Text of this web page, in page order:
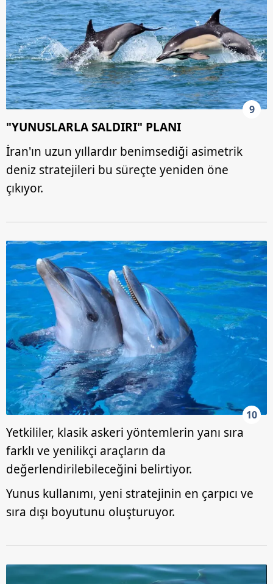
9
"YUNUSLARLA SALDIRI" PLANI
İran'ın uzun yıllardır benimsediği asimetrik
deniz stratejileri bu süreçte yeniden öne
çıkıyor.
10
Yetkililer, klasik askeri yöntemlerin yanı sıra
farklı ve yenilikçi araçların da
değerlendirilebileceğini belirtiyor.
Yunus kullanımı, yeni stratejinin en çarpıcı ve
sıra dışı boyutunu oluşturuyor.